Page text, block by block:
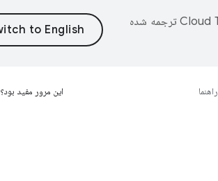
ترجمه شده
راهنما این مرور مفید بود؟